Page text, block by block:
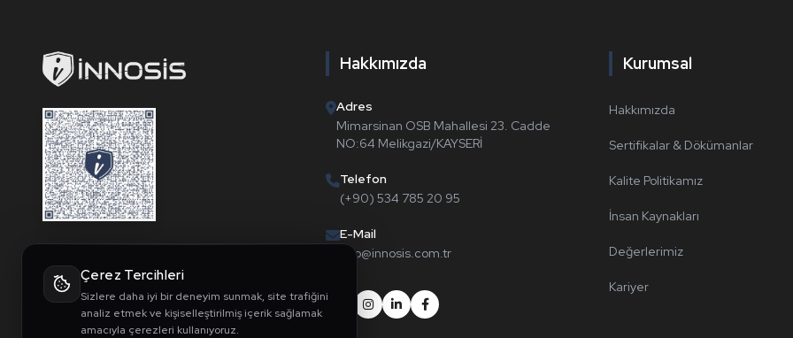
Çerez Tercihleri
Sizlere daha iyi bir deneyim sunmak, site trafiğini
analiz etmek ve kişiselleştirilmiş içerik sağlamak
amacıyla çerezleri kullanıyoruz.
Hakkımızda
Adres
Mimarsinan OSB Mahallesi 23. Cadde
NO:64 Melikgazi/KAYSERİ
Telefon
(+90) 534 785 20 95
E-Mail
info@innosis.com.tr
Kurumsal
Hakkımızda
Sertifikalar & Dökümanlar
Kalite Politikamız
İnsan Kaynakları
Değerlerimiz
Kariyer